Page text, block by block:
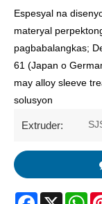
Espesyal na
materyal
pagbabalangkas;
61 (Japan o
may alloy sleeve
solusyon
Extruder:
Facebook
X